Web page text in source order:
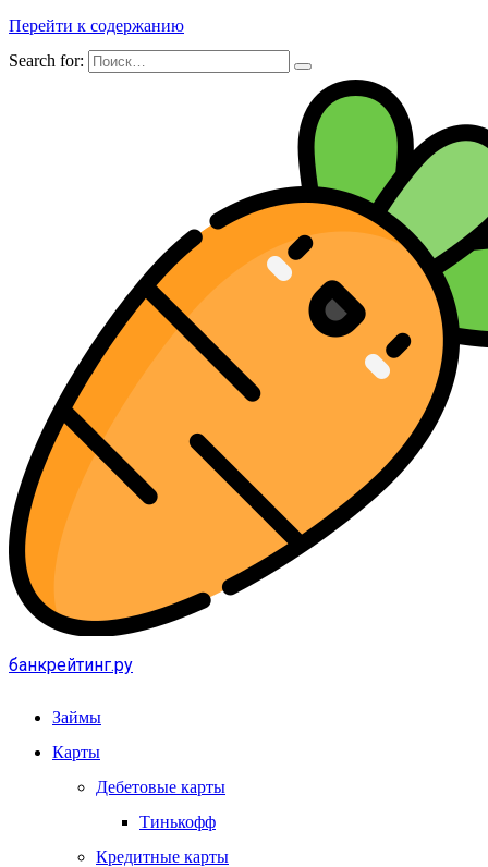
Перейти к содержанию
Search for:
банкрейтинг.ру
Займы
Карты
Дебетовые карты
Тинькофф
Кредитные карты